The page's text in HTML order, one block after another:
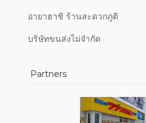
อายาฮาชิ ร้านสะดวกภูติ
บริษัทขนส่งไม่จำกัด
Partners